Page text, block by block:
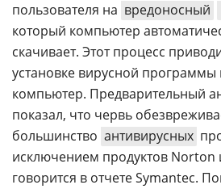
пользователя на вредоносный
который компьютер
скачивает. Этот процесс
установке вирусной программы
компьютер. Предварительный
показал, что червь
большинство антивирусных
исключением продуктов Norton
говорится в отчете Symantec.